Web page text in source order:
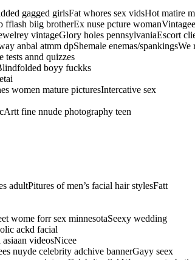
gagged girlsFat whores sex vidsHot
biig brotherEx nuse pcture
vintageGlory holes pennsylvaniaEscort
anbal atmm dpShemale enemas/
annd quizzes
boyy fuckks
women mature picturesIntercative sex
fine nnude photography teen
adultPitures of men’s facial hair stylesFatt
wome forr sex minnesotaSeexy wedding
ackd facial
videosNicee
nuyde celebrity adchive bannerGayy seex